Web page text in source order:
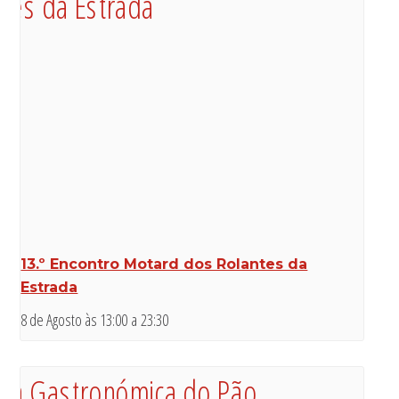
13.º Encontro Motard dos Rolantes da
Estrada
8 de Agosto às 13:00 a 23:30